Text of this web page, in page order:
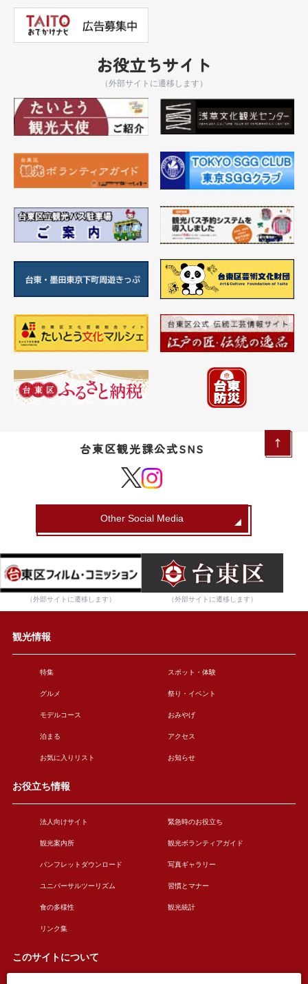
お役立ちサイト
（外部サイトに遷移します）
台東区観光課公式SNS
Other Social Media
（外部サイトに遷移します） （外部サイトに遷移します）
観光情報
特集 スポット・体験
グルメ 祭り・イベント
モデルコース おみやげ
泊まる アクセス
お気に入りリスト お知らせ
お役立ち情報
法人向けサイト 緊急時のお役立ち
観光案内所 観光ボランティアガイド
パンフレットダウンロード 写真ギャラリー
ユニバーサルツーリズム 習慣とマナー
食の多様性 観光統計
リンク集
このサイトについて